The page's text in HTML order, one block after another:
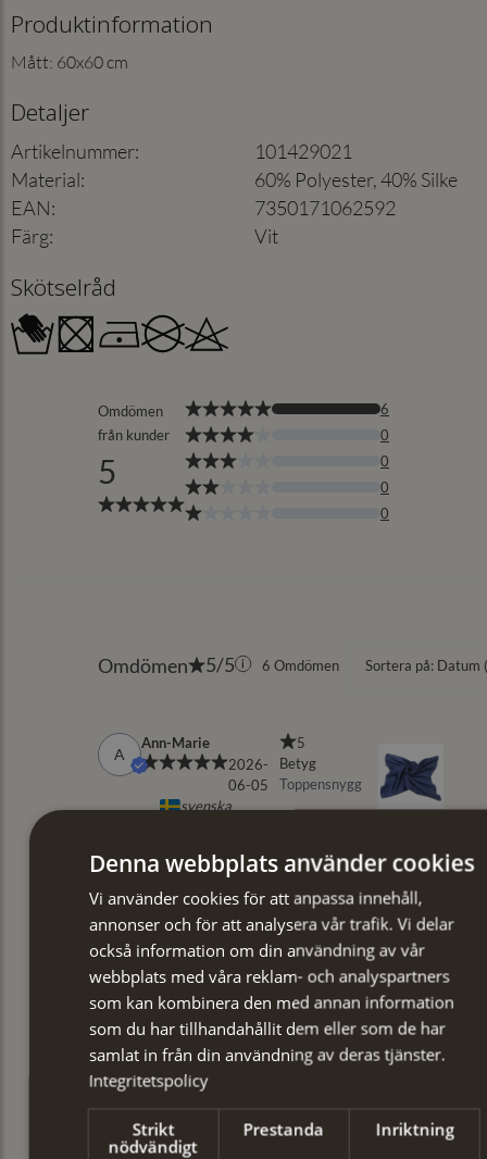
Produktinformation
Mått: 60x60 cm
Detaljer
Artikelnummer:
101429021
Material:
60% Polyester, 40% Silke
EAN:
7350171062592
Färg: Vit
Skötselråd
Denna webbplats använder cookies
Vi använder cookies för att anpassa innehåll,
annonser och för att analysera vår trafik. Vi delar
också information om din användning av vår
webbplats med våra reklam- och analyspartners
som kan kombinera den med annan information
som du har tillhandahållit dem eller som de har
samlat in från din användning av deras tjänster.
Integritetspolicy
Strikt
nödvändigt
Prestanda Inriktning